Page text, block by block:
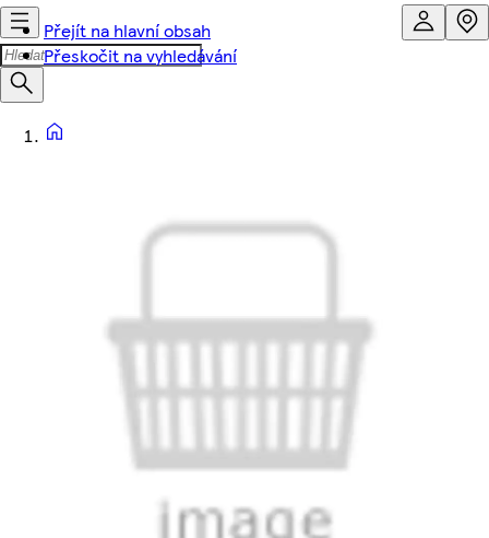
Přejít na hlavní obsah
Přeskočit na vyhledávání